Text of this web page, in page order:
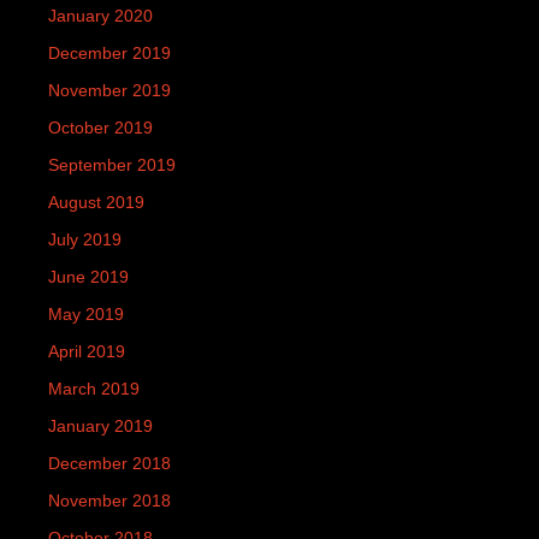
January 2020
December 2019
November 2019
October 2019
September 2019
August 2019
July 2019
June 2019
May 2019
April 2019
March 2019
January 2019
December 2018
November 2018